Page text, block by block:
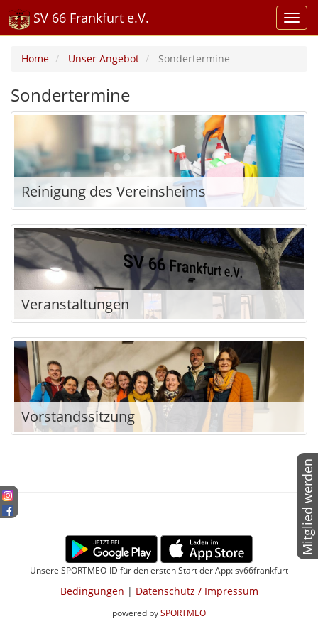
SV 66 Frankfurt e.V.
Home Unser Angebot Sondertermine
Sondertermine
Reinigung des Vereinsheims
Veranstaltungen
Vorstandssitzung
Mitglied werden
Unsere SPORTMEO-ID für den ersten Start der App: sv66frankfurt
Bedingungen | Datenschutz / Impressum
powered bySPORTMEO